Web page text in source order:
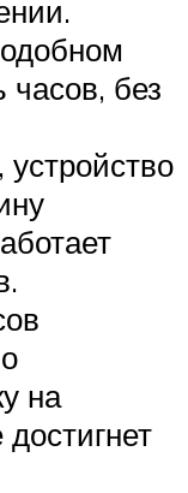
без
на